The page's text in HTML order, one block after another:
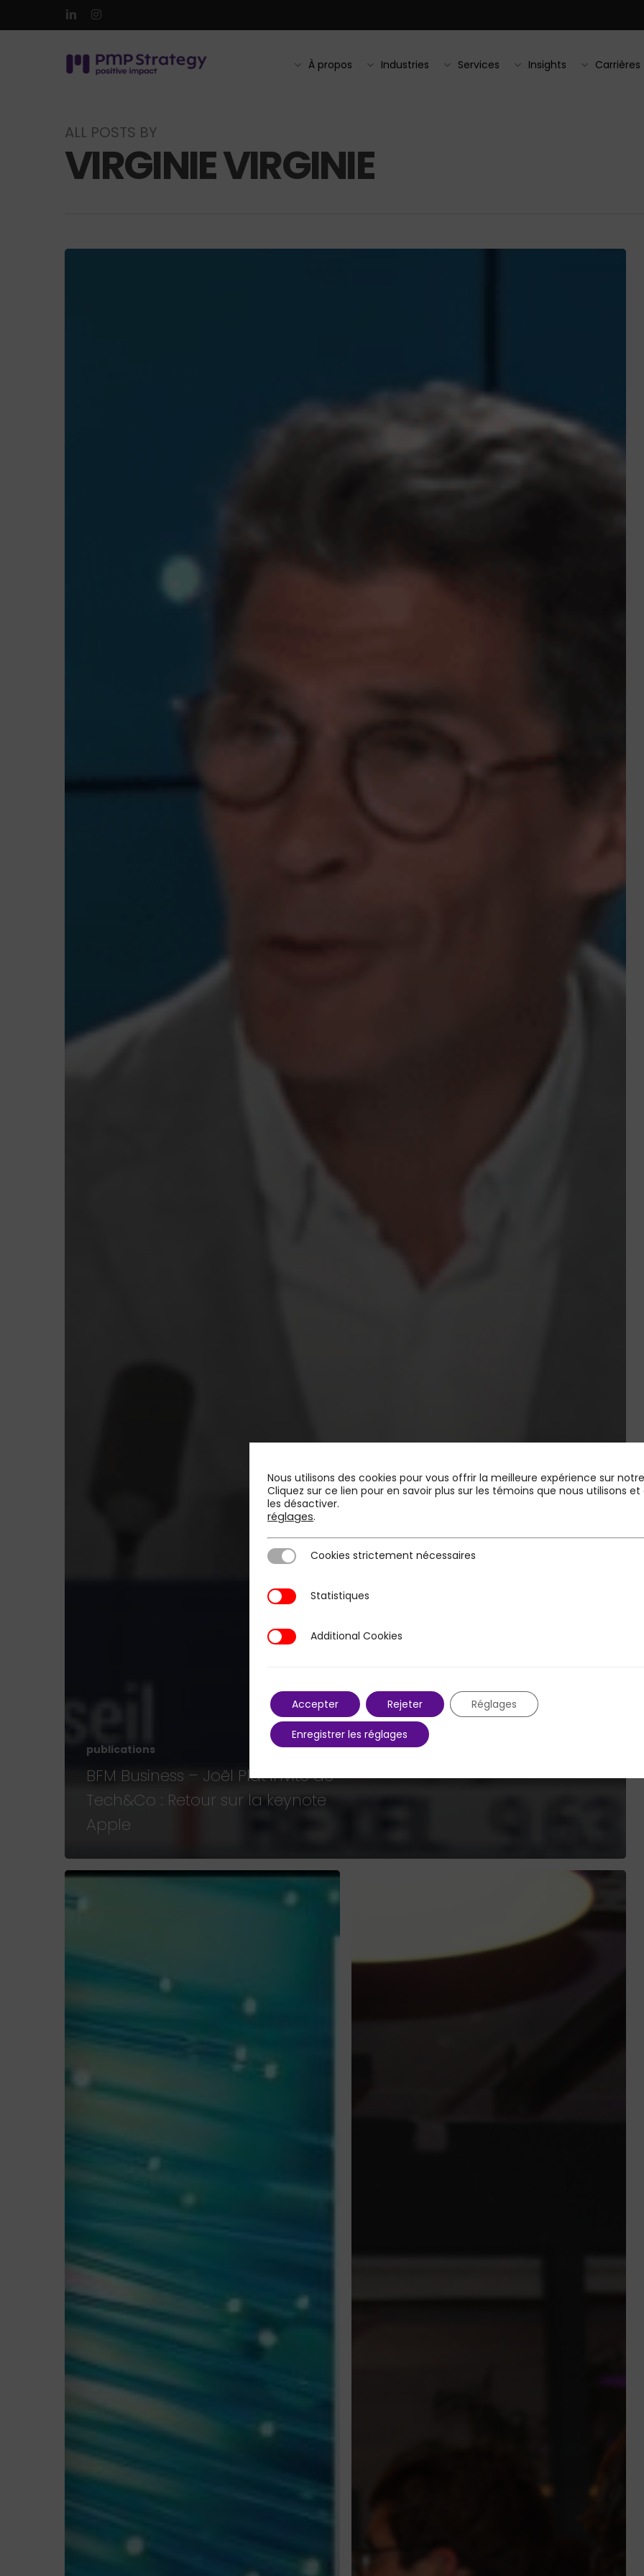
to
linkedininstagram
À propos Industries Services Insights Carrières
ALL POSTS BY
VIRGINIE VIRGINIE
publications
BFM Business – Joël Plat invité de
Tech&Co : Retour sur la keynote
Apple
Nous utilisons des cookies pour vous offrir la meilleure expérience sur
Cliquez sur ce lien pour en savoir plus sur les témoins que nous utilisons
les désactiver.
réglages.
Cookies strictement nécessaires
Cookies strictement nécessaires
StatistiquesStatistiques
Additional Cookies
Additional Cookies
Accepter Rejeter Réglages
Enregistrer les réglages